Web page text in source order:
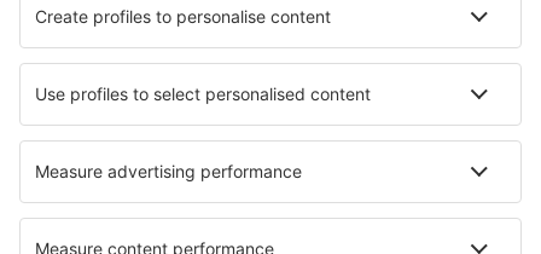
Cazare în Buri Ram Cazare Larkhall
Cele mai bune locuri de cazare - regiuni
Cazare in Parcul Național Wigierski